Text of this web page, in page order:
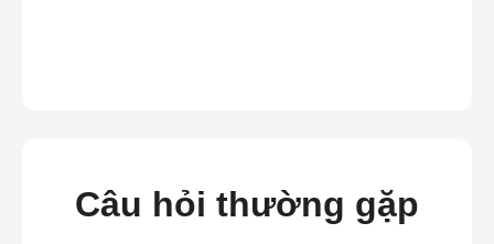
Câu hỏi thường gặp